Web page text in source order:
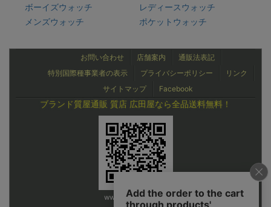
ボーイズウォッチ
レディースウォッチ
メンズウォッチ
ポケットウォッチ
お問い合わせ 店舗案内
通販法表記
特別国際種事業者の表示
プライバシーポリシー
リンク
サイトマップ
Facebook
ブランド質屋通販 質店 広田屋なら全品送料無料！
www.hirotaya.co.jp